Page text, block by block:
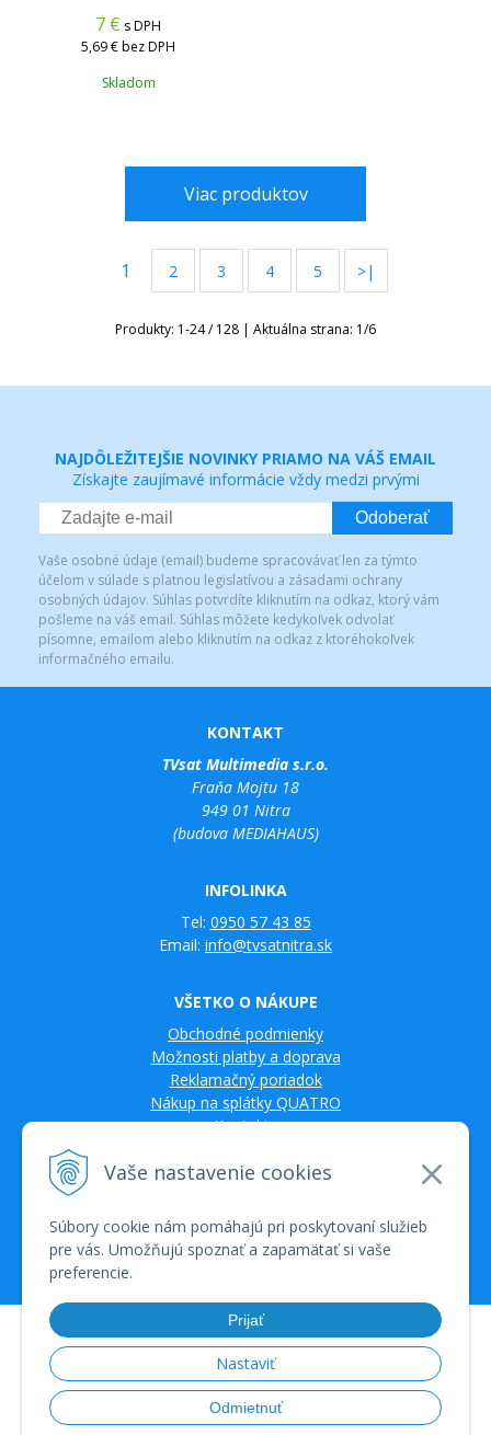
Vaše nastavenie cookies
Súbory cookie nám pomáhajú pri poskytovaní služieb
pre vás. Umožňujú spoznať a zapamätať si vaše
preferencie.
Prijať
Nastaviť
Odmietnuť
7 € s DPH
5,69 €bez DPH
Skladom
Viac produktov
1 2 3 4 5 >|
Produkty: 1-24/128 | Aktuálna strana: 1/6
NAJDÔLEŽITEJŠIE NOVINKY PRIAMO NA VÁŠ EMAIL
Získajte zaujímavé informácie vždy medzi prvými
Odoberať
Vaše osobné údaje (email) budeme spracovávať len za týmto
účelom v súlade s platnou legislatívou a zásadami ochrany
osobných údajov. Súhlas potvrdíte kliknutím na odkaz, ktorý vám
pošleme na váš email. Súhlas môžete kedykoľvek odvolať
písomne, emailom alebo kliknutím na odkaz z ktoréhokoľvek
informačného emailu.
KONTAKT
TVsat Multimedia s.r.o.
Fraňa Mojtu 18
949 01 Nitra
(budova MEDIAHAUS)
INFOLINKA
Tel: 0950 57 43 85
Email: info@tvsatnitra.sk
VŠETKO O NÁKUPE
Obchodné podmienky
Možnosti platby a doprava
Reklamačný poriadok
Nákup na splátky QUATRO
Kontakty
© 2026 TV SAT Multimédiá • tvorba eshopu cez UNIobchod, webhosting
spoločnosti WEBYGROUP • dbartzvyšovanie návštevnosti•